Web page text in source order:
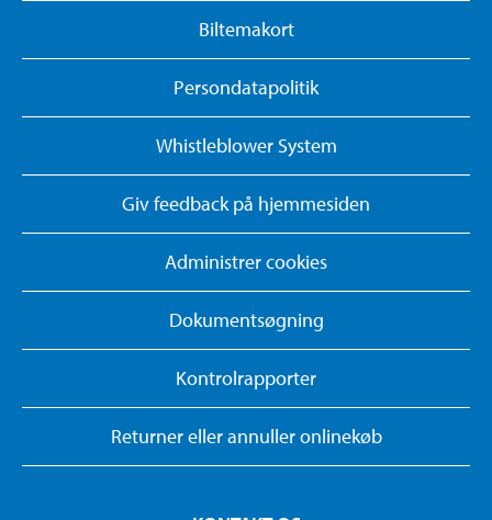
Biltemakort
Persondatapolitik
Whistleblower System
Giv feedback på hjemmesiden
Administrer cookies
Dokumentsøgning
Kontrolrapporter
Returner eller annuller onlinekøb